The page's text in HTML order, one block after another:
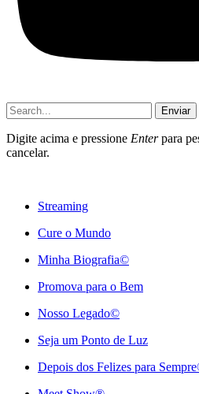
Enviar
Digite acima e pressione Enterpara
cancelar.
Streaming
Cure o Mundo
Minha Biografia©
Promova para o Bem
Nosso Legado©
Seja um Ponto de Luz
Depois dos Felizes para